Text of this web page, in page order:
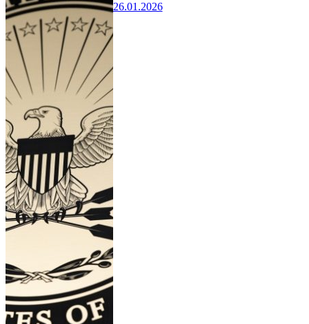
26.01.2026